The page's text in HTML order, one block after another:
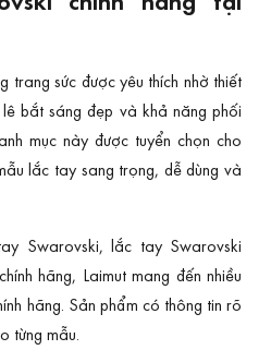
trang sức được yêu thích nhờ thiết
bắt sáng đẹp và khả năng phối
mục này được tuyển chọn cho
lắc tay sang trọng, dễ dùng và
Swarovski, lắc tay Swarovski
hãng, Laimut mang đến nhiều
hãng. Sản phẩm có thông tin rõ
từng mẫu.